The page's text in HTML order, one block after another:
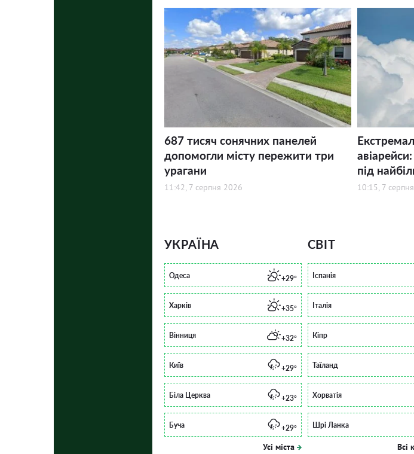
687 тисяч сонячних панелей
допомогли місту пережити три
урагани
11:42, 7 серпня 2026
під
10:15, 7
УКРАЇНА
Одеса +29°
Харків +35°
Вінниця +32°
Київ +29°
Біла Церква +23°
Буча +29°
Усі міста
СВІТ
Іспанія
Італія
Кіпр
Таїланд
Хорватія
Шрі Ланка
Всі